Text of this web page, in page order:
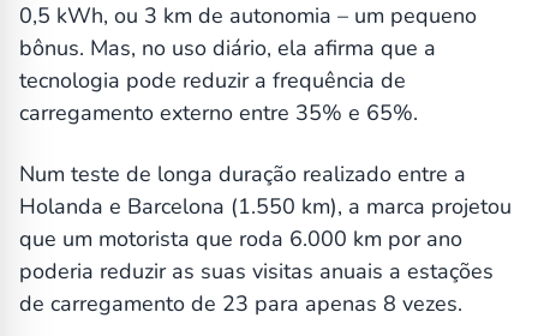
0,5 kWh, ou 3 km de autonomia – um pequeno
bônus. Mas, no uso diário, ela afirma que a
tecnologia pode reduzir a frequência de
carregamento externo entre 35% e 65%.
Num teste de longa duração realizado entre a
Holanda e Barcelona (1.550 km), a marca projetou
que um motorista que roda 6.000 km por ano
poderia reduzir as suas visitas anuais a estações
de carregamento de 23 para apenas 8 vezes.